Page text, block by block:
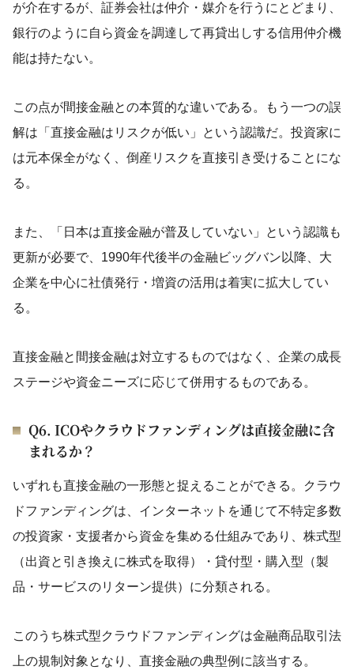
が介在するが、証券会社は仲介・媒介を行うにとどまり、
銀行のように自ら資金を調達して再貸出しする信用仲介機
能は持たない。
この点が間接金融との本質的な違いである。もう一つの誤
解は「直接金融はリスクが低い」という認識だ。投資家に
は元本保全がなく、倒産リスクを直接引き受けることにな
る。
また、「日本は直接金融が普及していない」という認識も
更新が必要で、1990年代後半の金融ビッグバン以降、大
企業を中心に社債発行・増資の活用は着実に拡大してい
る。
直接金融と間接金融は対立するものではなく、企業の成長
ステージや資金ニーズに応じて併用するものである。
Q6. ICOやクラウドファンディングは直接金融に含
まれるか？
いずれも直接金融の一形態と捉えることができる。クラウ
ドファンディングは、インターネットを通じて不特定多数
の投資家・支援者から資金を集める仕組みであり、株式型
（出資と引き換えに株式を取得）・貸付型・購入型（製
品・サービスのリターン提供）に分類される。
このうち株式型クラウドファンディングは金融商品取引法
上の規制対象となり、直接金融の典型例に該当する。